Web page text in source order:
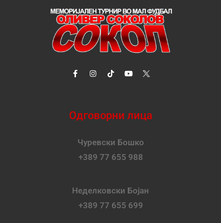
Одговорни лица
Чуревски Бошко
+389 77 655 988
Неделковски Бојан
+389 77 655 699